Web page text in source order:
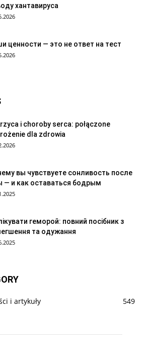
хантавируса
ценности — это не ответ на тест
i choroby serca: połączone
dla zdrowia
вы чувствуете сонливость после
— и как оставаться бодрым
геморой: повний посібник з
та одужання
i artykuły 549